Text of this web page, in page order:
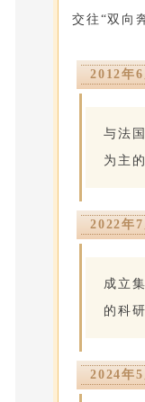
交往“双向
2012年6
与法
为主
2022年7
成立
的科
2024年5